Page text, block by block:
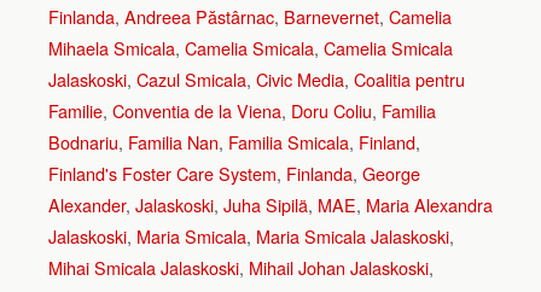
Finlanda, Andreea Păstârnac, Barnevernet, Camelia
Mihaela Smicala, Camelia Smicala, Camelia Smicala
Jalaskoski, Cazul Smicala, Civic Media, Coalitia pentru
Familie, Conventia de la Viena, Doru Coliu, Familia
Bodnariu, Familia Nan, Familia Smicala, Finland,
Finland's Foster Care System, Finlanda, George
Alexander, Jalaskoski, Juha Sipilä, MAE, Maria Alexandra
Jalaskoski, Maria Smicala, Maria Smicala Jalaskoski,
Mihai Smicala Jalaskoski, Mihail Johan Jalaskoski,